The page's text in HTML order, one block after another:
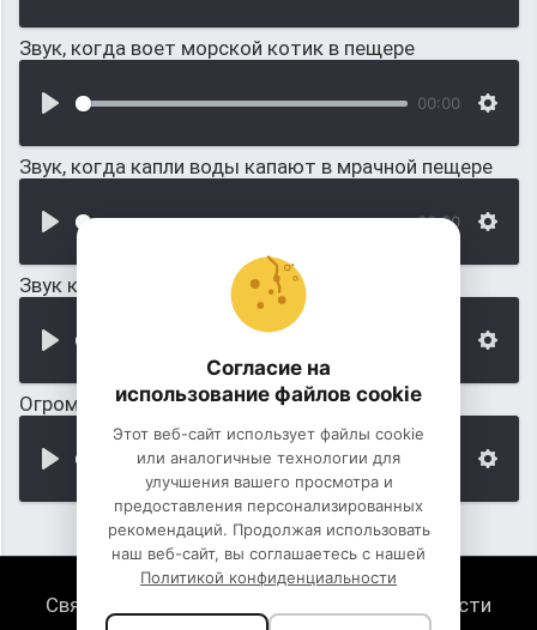
Звук, когда воет морской котик в пещере
00:00
Звук, когда капли воды капают в мрачной пещере
00:00
Звук как дышит динозавр в пещере
Огромна капля воды капает
Связь с нами
Политика конфиденциальности
Согласие на
использование файлов cookie
Этот веб-сайт использует файлы cookie
или аналогичные технологии для
улучшения вашего просмотра и
предоставления персонализированных
рекомендаций. Продолжая использовать
наш веб-сайт, вы соглашаетесь с нашей
Политикой конфиденциальности